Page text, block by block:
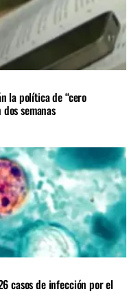
la política de “cero
semanas
casos de infección por el